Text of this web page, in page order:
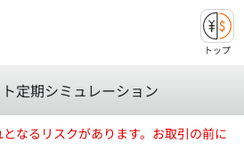
トップ
定期シミュレーション
なるリスクがあります。お取引の前に